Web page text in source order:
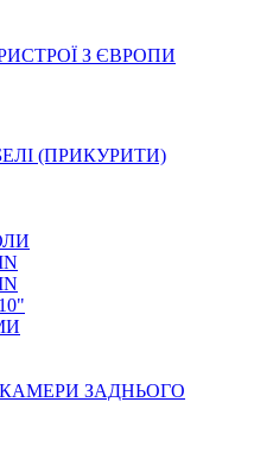
З ЄВРОПИ
(ПРИКУРИТИ)
ЗАДНЬОГО